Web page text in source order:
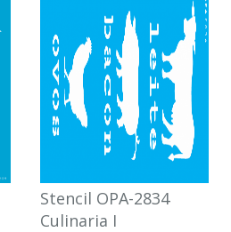
Stencil OPA-2834
Culinaria I